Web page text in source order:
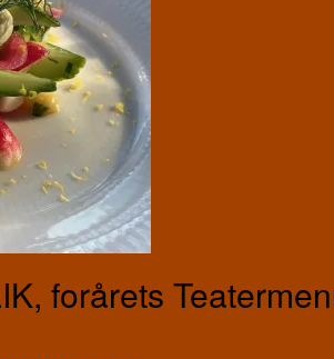
forårets